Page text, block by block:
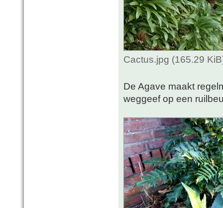
Cactus.jpg (165.29
De Agave maakt
weggeef op een